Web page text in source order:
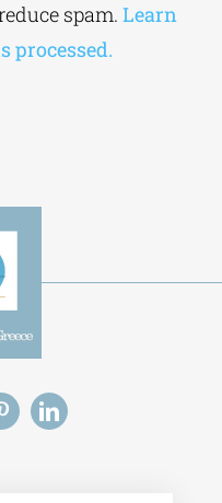
spam. Learn
processed.